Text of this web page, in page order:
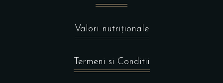
Valori nutriționale
Termeni si Conditii